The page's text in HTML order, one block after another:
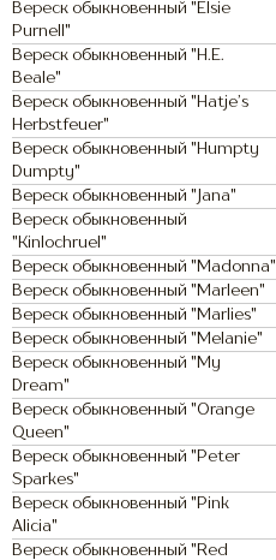
Вереск обыкновенный "Elsie
Purnell"
Вереск обыкновенный "H.E.
Beale"
Вереск обыкновенный "Hatje’s
Herbstfeuer"
Вереск обыкновенный "Humpty
Dumpty"
Вереск обыкновенный "Jana"
Вереск обыкновенный
"Kinlochruel"
Вереск обыкновенный "Madonna"
Вереск обыкновенный "Marleen"
Вереск обыкновенный "Marlies"
Вереск обыкновенный "Melanie"
Вереск обыкновенный "My
Dream"
Вереск обыкновенный "Orange
Queen"
Вереск обыкновенный "Peter
Sparkes"
Вереск обыкновенный "Pink
Alicia"
Вереск обыкновенный "Red